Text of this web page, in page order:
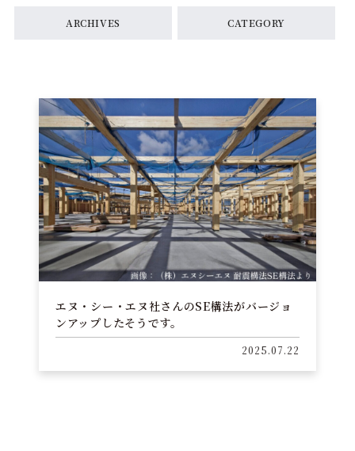
ARCHIVES CATEGORY
エヌ・シー・エヌ社さんのSE構法がバージョ
ンアップしたそうです。
2025.07.22